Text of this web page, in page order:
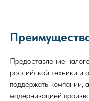
Предоставление
российской техники и
поддержать компании,
модернизацией